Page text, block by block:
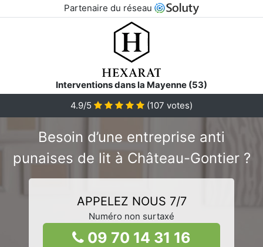
Partenaire du réseau
Interventions dans la Mayenne (53)
4.9/5
(107 votes)
Besoin d’une entreprise anti
punaises de lit à Château-Gontier ?
APPELEZ NOUS 7/7
Numéro non surtaxé
09 70 14 31 16